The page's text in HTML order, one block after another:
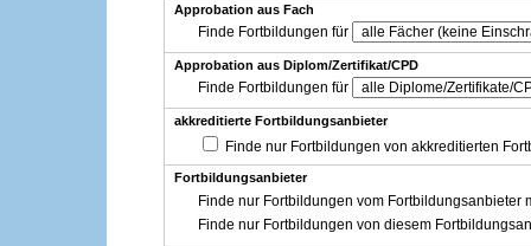
Approbation aus Fach
Finde Fortbildungen für
Approbation aus Diplom/Zertifikat/CPD
Finde Fortbildungen für
akkreditierte Fortbildungsanbieter
Finde nur Fortbildungen von akkreditierten
Fortbildungsanbieter
Finde nur Fortbildungen vom Fortbildungsanbieter
Finde nur Fortbildungen von diesem